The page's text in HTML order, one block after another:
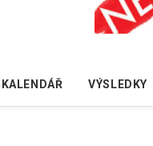
KALENDÁŘ VÝSLEDKY